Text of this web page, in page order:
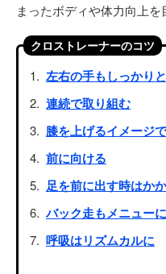
まったボディや体力向上を
クロストレーナーのコツ
左右の手もしっかり
連続で取り組む
膝を上げるイメージ
前に向ける
足を前に出す時はか
バック走もメニュー
呼吸はリズムカルに